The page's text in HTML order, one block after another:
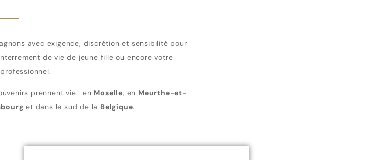
avec exigence, discrétion et sensibilité pour
de vie de jeune fille ou encore votre
prennent vie : en Moselle, en Meurthe-et-
et dans le sud de la Belgique.